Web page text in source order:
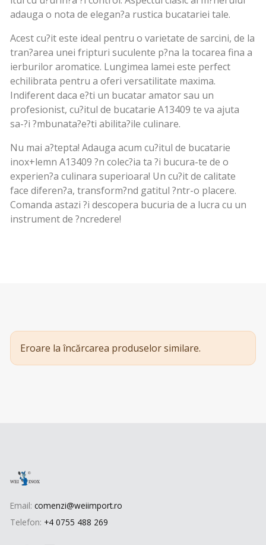
adauga o nota de elegan?a rustica bucatariei tale.
Acest cu?it este ideal pentru o varietate de sarcini, de la
tran?area unei fripturi suculente p?na la tocarea fina a
ierburilor aromatice. Lungimea lamei este perfect
echilibrata pentru a oferi versatilitate maxima.
Indiferent daca e?ti un bucatar amator sau un
profesionist, cu?itul de bucatarie A13409 te va ajuta
sa-?i ?mbunata?e?ti abilita?ile culinare.
Nu mai a?tepta! Adauga acum cu?itul de bucatarie
inox+lemn A13409 ?n colec?ia ta ?i bucura-te de o
experien?a culinara superioara! Un cu?it de calitate
face diferen?a, transform?nd gatitul ?ntr-o placere.
Comanda astazi ?i descopera bucuria de a lucra cu un
instrument de ?ncredere!
Eroare la încărcarea produselor similare.
Email: comenzi@weiimport.ro
Telefon: +4 0755 488 269